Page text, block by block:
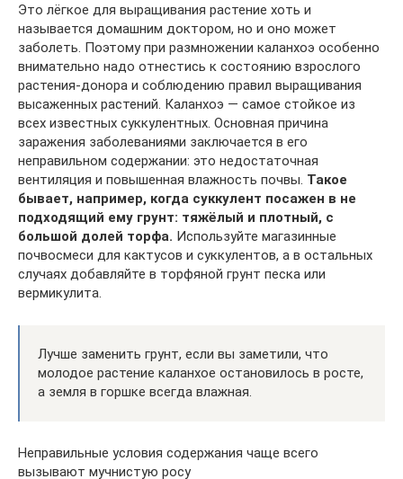
Это лёгкое для выращивания растение хоть и
называется домашним доктором, но и оно может
заболеть. Поэтому при размножении каланхоэ особенно
внимательно надо отнестись к состоянию взрослого
растения-донора и соблюдению правил выращивания
высаженных растений. Каланхоэ — самое стойкое из
всех известных суккулентных. Основная причина
заражения заболеваниями заключается в его
неправильном содержании: это недостаточная
вентиляция и повышенная влажность почвы. Такое
бывает, например, когда суккулент посажен в не
подходящий ему грунт: тяжёлый и плотный, с
большой долей торфа. Используйте магазинные
почвосмеси для кактусов и суккулентов, а в остальных
случаях добавляйте в торфяной грунт песка или
вермикулита.
Лучше заменить грунт, если вы заметили, что
молодое растение каланхое остановилось в росте,
а земля в горшке всегда влажная.
Неправильные условия содержания чаще всего
вызывают мучнистую росу